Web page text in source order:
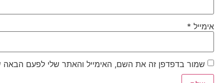
אימייל *
שמור בדפדפן זה את השם, האימייל והאתר שלי לפעם הבאה